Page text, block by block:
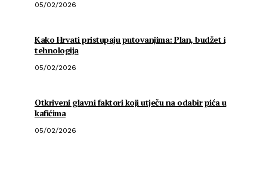
05/02/2026
Kako Hrvati pristupaju putovanjima: Plan, budžet i
tehnologija
05/02/2026
Otkriveni glavni faktori koji utječu na odabir pića u
kafićima
05/02/2026